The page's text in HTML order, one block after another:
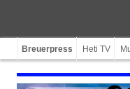
Breuerpress Heti TV